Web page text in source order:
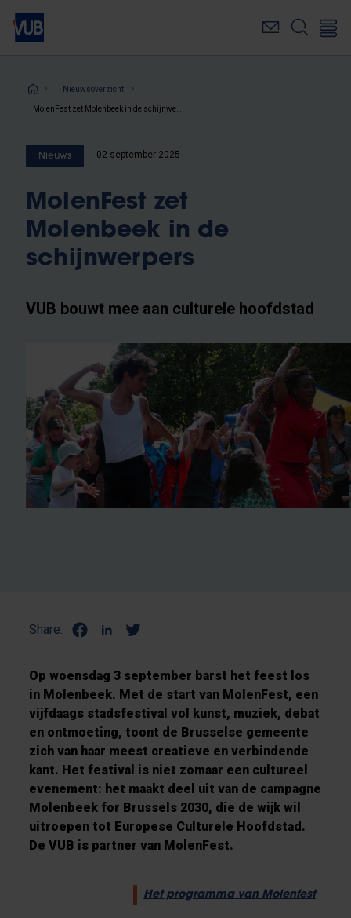
Overslaan
naar
inhoudKruimelpad
Nieuwsoverzicht
Nieuws 02 september 2025
MolenFest zet
Molenbeek in de
schijnwerpers
VUB bouwt mee aan culturele hoofdstad
Share:
Op woensdag 3 september barst het feest los
in Molenbeek. Met de start van MolenFest, een
vijfdaags stadsfestival vol kunst, muziek, debat
en ontmoeting, toont de Brusselse gemeente
zich van haar meest creatieve en verbindende
kant. Het festival is niet zomaar een cultureel
evenement: het maakt deel uit van de campagne
Molenbeek for Brussels 2030, die de wijk wil
uitroepen tot Europese Culturele Hoofdstad.
De VUB is partner van MolenFest.
Het programma van Molenfest